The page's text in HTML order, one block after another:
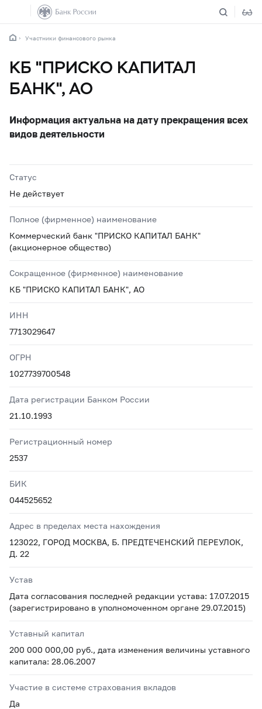
Участники финансового рынка
КБ "ПРИСКО КАПИТАЛ
БАНК", АО
Информация актуальна на дату прекращения всех
видов деятельности
Статус
Не действует
Полное (фирменное) наименование
Коммерческий банк "ПРИСКО КАПИТАЛ БАНК"
(акционерное общество)
Сокращенное (фирменное) наименование
КБ "ПРИСКО КАПИТАЛ БАНК", АО
ИНН
7713029647
ОГРН
1027739700548
Дата регистрации Банком России
21.10.1993
Регистрационный номер
2537
БИК
044525652
Адрес в пределах места нахождения
123022, ГОРОД МОСКВА, Б. ПРЕДТЕЧЕНСКИЙ ПЕРЕУЛОК,
Д. 22
Устав
Дата согласования последней редакции устава: 17.07.2015
(зарегистрировано в уполномоченном органе 29.07.2015)
Уставный капитал
200 000 000,00 руб., дата изменения величины уставного
капитала: 28.06.2007
Участие в системе страхования вкладов
Да